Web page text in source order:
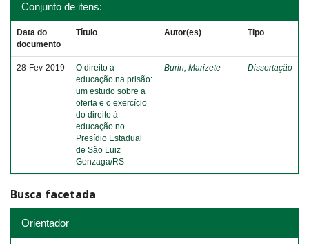
Conjunto de itens:
Data do
documento
Título Autor(es) Tipo
28-Fev-2019
O direito à
educação na prisão:
um estudo sobre a
oferta e o exercício
do direito à
educação no
Presídio Estadual
de São Luiz
Gonzaga/RS
Burin, Marizete Dissertação
Busca facetada
Orientador